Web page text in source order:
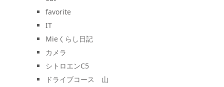
favorite
IT
Mieくらし日記
カメラ
シトロエンC5
ドライブコース 山